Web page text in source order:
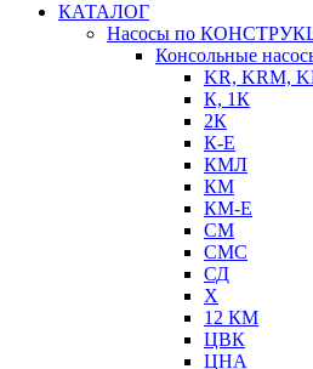
КАТАЛОГ
Насосы по
Консольные
KR, KRM,
К, 1К
2К
К-Е
КМЛ
КМ
КМ-Е
СМ
СМС
СД
Х
12 КМ
ЦВК
ЦНА